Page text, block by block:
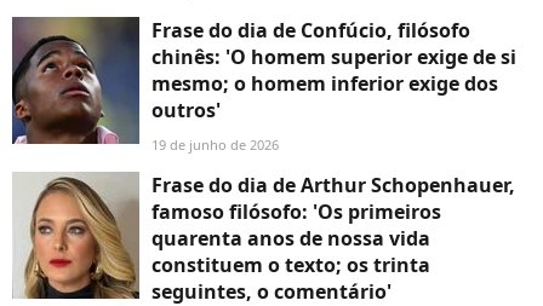
Frase do dia de Confúcio, filósofo
chinês: 'O homem superior exige de si
mesmo; o homem inferior exige dos
outros'
19 de junho de 2026
Frase do dia de Arthur Schopenhauer,
famoso filósofo: 'Os primeiros
quarenta anos de nossa vida
constituem o texto; os trinta
seguintes, o comentário'